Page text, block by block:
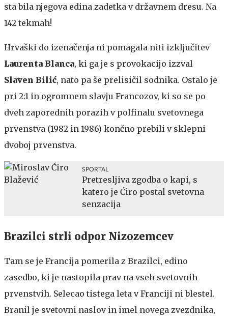
sta bila njegova edina zadetka v državnem dresu. Na
142 tekmah!
Hrvaški do izenačenja ni pomagala niti izključitev
Laurenta Blanca, ki ga je s provokacijo izzval
Slaven Bilić, nato pa še prelisičil sodnika. Ostalo je
pri 2:1 in ogromnem slavju Francozov, ki so se po
dveh zaporednih porazih v polfinalu svetovnega
prvenstva (1982 in 1986) končno prebili v sklepni
dvoboj prvenstva.
SPORTAL
Pretresljiva zgodba o kapi, s
katero je Ćiro postal svetovna
senzacija
Brazilci strli odpor Nizozemcev
Tam se je Francija pomerila z Brazilci, edino
zasedbo, ki je nastopila prav na vseh svetovnih
prvenstvih. Selecao tistega leta v Franciji ni blestel.
Branil je svetovni naslov in imel novega zvezdnika,